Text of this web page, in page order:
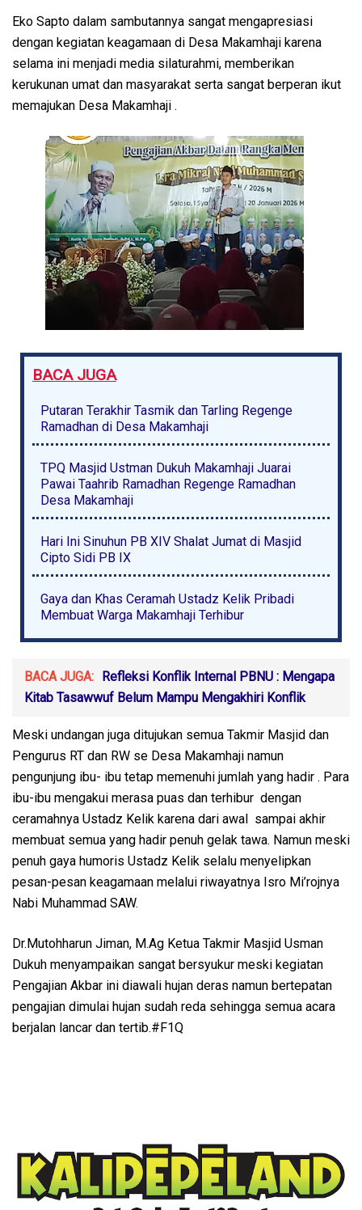
Eko Sapto dalam sambutannya sangat mengapresiasi
dengan kegiatan keagamaan di Desa Makamhaji karena
selama ini menjadi media silaturahmi, memberikan
kerukunan umat dan masyarakat serta sangat berperan ikut
memajukan Desa Makamhaji .
BACA JUGA
Putaran Terakhir Tasmik dan Tarling Regenge
Ramadhan di Desa Makamhaji
TPQ Masjid Ustman Dukuh Makamhaji Juarai
Pawai Taahrib Ramadhan Regenge Ramadhan
Desa Makamhaji
Hari Ini Sinuhun PB XIV Shalat Jumat di Masjid
Cipto Sidi PB IX
Gaya dan Khas Ceramah Ustadz Kelik Pribadi
Membuat Warga Makamhaji Terhibur
BACA JUGA: Refleksi Konflik Internal PBNU : Mengapa
Kitab Tasawwuf Belum Mampu Mengakhiri Konflik
Meski undangan juga ditujukan semua Takmir Masjid dan
Pengurus RT dan RW se Desa Makamhaji namun
pengunjung ibu- ibu tetap memenuhi jumlah yang hadir . Para
ibu-ibu mengakui merasa puas dan terhibur dengan
ceramahnya Ustadz Kelik karena dari awal sampai akhir
membuat semua yang hadir penuh gelak tawa. Namun meski
penuh gaya humoris Ustadz Kelik selalu menyelipkan
pesan-pesan keagamaan melalui riwayatnya Isro Mi’rojnya
Nabi Muhammad SAW.
Dr.Mutohharun Jiman, M.Ag Ketua Takmir Masjid Usman
Dukuh menyampaikan sangat bersyukur meski kegiatan
Pengajian Akbar ini diawali hujan deras namun bertepatan
pengajian dimulai hujan sudah reda sehingga semua acara
berjalan lancar dan tertib.#F1Q